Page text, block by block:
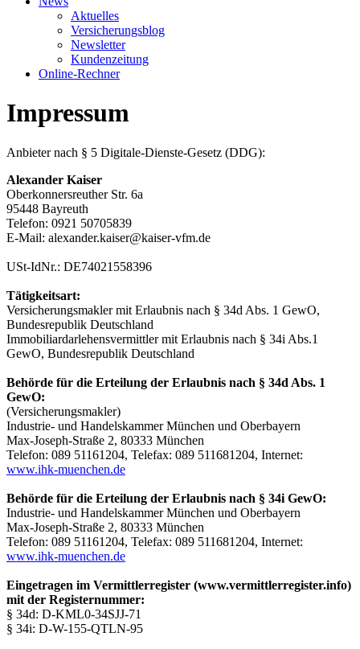
Aktuelles
Versicherungsblog
Newsletter
Kundenzeitung
Online-Rechner
Impressum
Anbieter nach § 5 Digitale-Dienste-Gesetz (DDG):
Alexander Kaiser
Oberkonnersreuther Str. 6a
95448 Bayreuth
Telefon: 0921 50705839
E-Mail: alexander.kaiser@kaiser-vfm.de
USt-IdNr.: DE74021558396
Tätigkeitsart:
Versicherungsmakler mit Erlaubnis nach § 34d Abs. 1 GewO,
Bundesrepublik Deutschland
Immobiliardarlehensvermittler mit Erlaubnis nach § 34i Abs.1
GewO, Bundesrepublik Deutschland
Behörde für die Erteilung der Erlaubnis nach § 34d Abs. 1
GewO:
(Versicherungsmakler)
Industrie- und Handelskammer München und Oberbayern
Max-Joseph-Straße 2, 80333 München
Telefon: 089 51161204, Telefax: 089 511681204, Internet:
www.ihk-muenchen.de
Behörde für die Erteilung der Erlaubnis nach § 34i GewO:
Industrie- und Handelskammer München und Oberbayern
Max-Joseph-Straße 2, 80333 München
Telefon: 089 51161204, Telefax: 089 511681204, Internet:
www.ihk-muenchen.de
Eingetragen im Vermittlerregister (www.vermittlerregister.info)
mit der Registernummer:
§ 34d: D-KML0-34SJJ-71
§ 34i: D-W-155-QTLN-95